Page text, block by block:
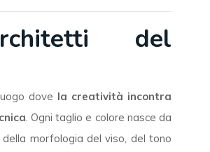
del
dove la creatività incontra
. Ogni taglio e colore nasce da
morfologia del viso, del tono